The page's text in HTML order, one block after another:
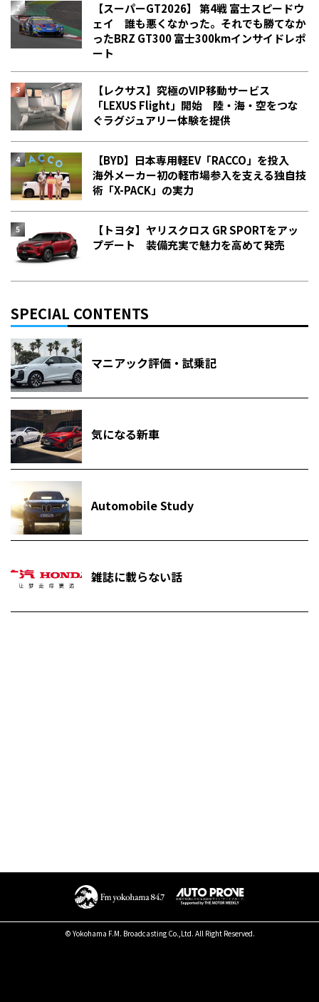
【スーパーGT2026】 第4戦 富士スピードウ
ェイ 誰も悪くなかった。それでも勝てなか
った――BRZ GT300 富士300kmインサイドレポ
ート
【レクサス】究極のVIP移動サービス
「LEXUS Flight」開始 陸・海・空をつな
ぐラグジュアリー体験を提供
【BYD】日本専用軽EV「RACCO」を投入
海外メーカー初の軽市場参入を支える独自技
術「X-PACK」の実力
【トヨタ】ヤリスクロス GR SPORTをアッ
プデート 装備充実で魅力を高めて発売
SPECIAL CONTENTS
マニアック評価・試乗記
気になる新車
Automobile Study
雑誌に載らない話
© Yokohama F.M. Broadcasting Co.,Ltd. All Right Reserved.